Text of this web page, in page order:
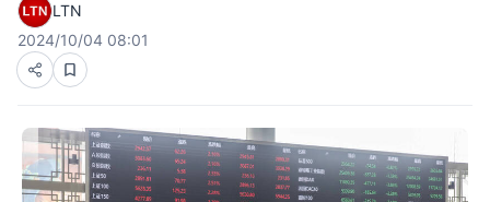
LTN
2024/10/04 08:01